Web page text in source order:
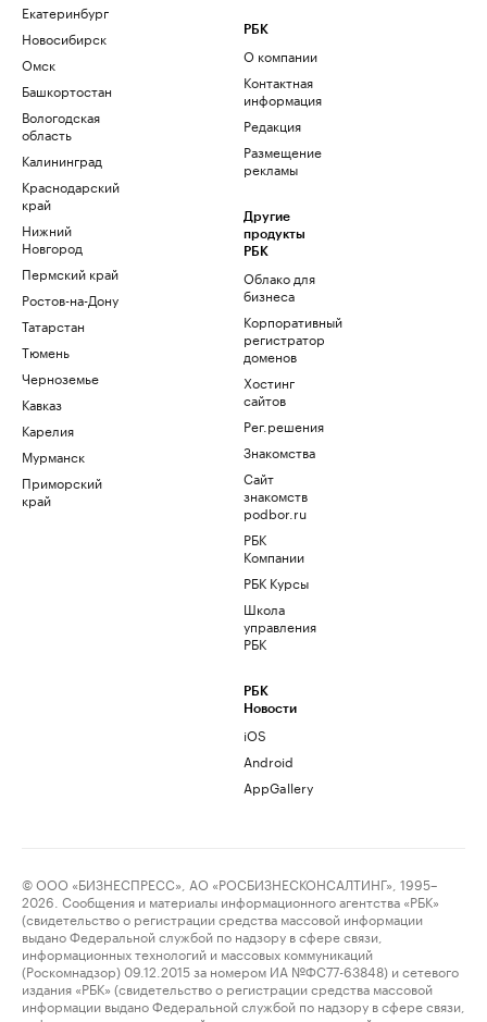
Екатеринбург
Новосибирск
Омск
Башкортостан
Вологодская
область
Калининград
Краснодарский
край
Нижний
Новгород
Пермский край
Ростов-на-Дону
Татарстан
Тюмень
Черноземье
Кавказ
Карелия
Мурманск
Приморский
край
РБК
О компании
Контактная
информация
Редакция
Размещение
рекламы
Другие
продукты
РБК
Облако для
бизнеса
Корпоративный
регистратор
доменов
Хостинг
сайтов
Рег.решения
Знакомства
Сайт
знакомств
podbor.ru
РБК
Компании
РБК Курсы
Школа
управления
РБК
РБК
Новости
iOS
Android
AppGallery
© ООО «БИЗНЕСПРЕСС», АО «РОСБИЗНЕСКОНСАЛТИНГ», 1995–
2026. Сообщения и материалы информационного агентства «РБК»
(свидетельство о регистрации средства массовой информации
выдано Федеральной службой по надзору в сфере связи,
информационных технологий и массовых коммуникаций
(Роскомнадзор) 09.12.2015 за номером ИА №ФС77-63848) и сетевого
издания «РБК» (свидетельство о регистрации средства массовой
информации выдано Федеральной службой по надзору в сфере связи,